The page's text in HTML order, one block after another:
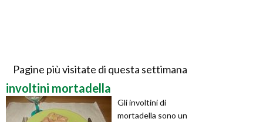
Pagine più visitate di questa settimana
involtini mortadella
Gli involtini di
mortadella sono un